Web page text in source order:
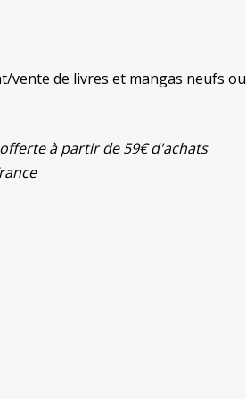
vente de livres et mangas neufs ou
à partir de 59€ d'achats